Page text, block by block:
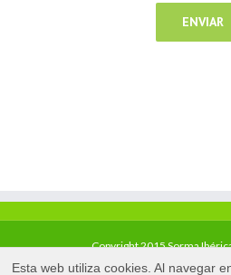
Copyright 2015 Sorma
Esta web utiliza cookies. Al navegar